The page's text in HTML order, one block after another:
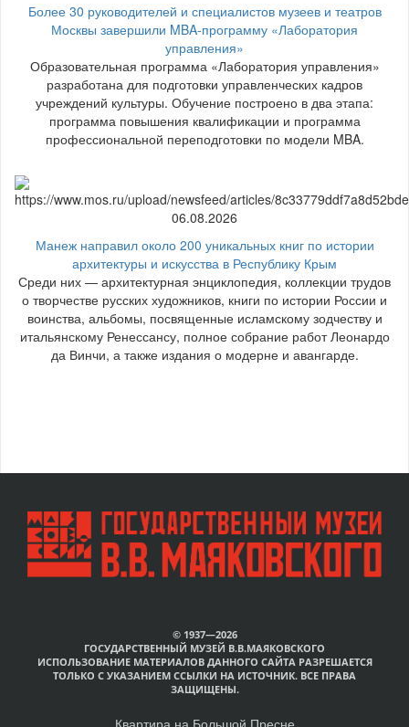
Более 30 руководителей и специалистов музеев и театров
Москвы завершили MBA-программу «Лаборатория
управления»
Образовательная программа «Лаборатория управления»
разработана для подготовки управленческих кадров
учреждений культуры. Обучение построено в два этапа:
программа повышения квалификации и программа
профессиональной переподготовки по модели MBA.
06.08.2026
Манеж направил около 200 уникальных книг по истории
архитектуры и искусства в Республику Крым
Среди них — архитектурная энциклопедия, коллекции трудов
о творчестве русских художников, книги по истории России и
воинства, альбомы, посвященные исламскому зодчеству и
итальянскому Ренессансу, полное собрание работ Леонардо
да Винчи, а также издания о модерне и авангарде.
© 1937—2026
ГОСУДАРСТВЕННЫЙ МУЗЕЙ В.В.МАЯКОВСКОГО
ИСПОЛЬЗОВАНИЕ МАТЕРИАЛОВ ДАННОГО САЙТА РАЗРЕШАЕТСЯ
ТОЛЬКО С УКАЗАНИЕМ ССЫЛКИ НА ИСТОЧНИК. ВСЕ ПРАВА
ЗАЩИЩЕНЫ.